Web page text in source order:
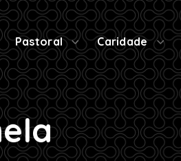
Pastoral Caridade